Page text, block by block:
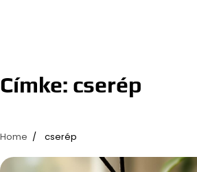
Címke: cserép
Home cserép